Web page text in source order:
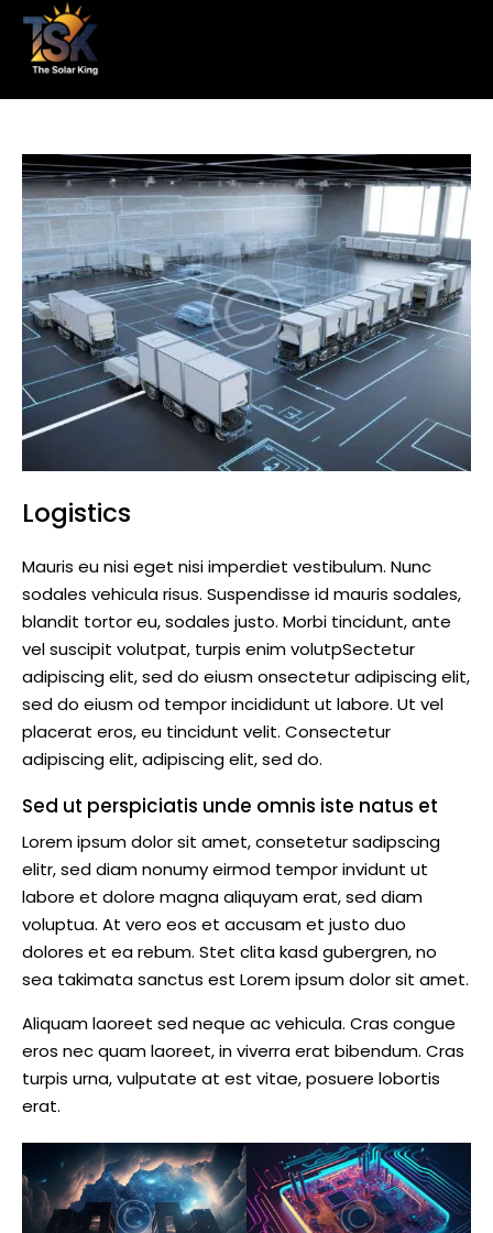
Logistics
Mauris eu nisi eget nisi imperdiet vestibulum. Nunc
sodales vehicula risus. Suspendisse id mauris sodales,
blandit tortor eu, sodales justo. Morbi tincidunt, ante
vel suscipit volutpat, turpis enim volutpSectetur
adipiscing elit, sed do eiusm onsectetur adipiscing elit,
sed do eiusm od tempor incididunt ut labore. Ut vel
placerat eros, eu tincidunt velit. Consectetur
adipiscing elit, adipiscing elit, sed do.
Sed ut perspiciatis unde omnis iste natus et
Lorem ipsum dolor sit amet, consetetur sadipscing
elitr, sed diam nonumy eirmod tempor invidunt ut
labore et dolore magna aliquyam erat, sed diam
voluptua. At vero eos et accusam et justo duo
dolores et ea rebum. Stet clita kasd gubergren, no
sea takimata sanctus est Lorem ipsum dolor sit amet.
Aliquam laoreet sed neque ac vehicula. Cras congue
eros nec quam laoreet, in viverra erat bibendum. Cras
turpis urna, vulputate at est vitae, posuere lobortis
erat.